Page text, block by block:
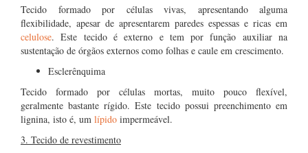
Tecido formado por células vivas, apresentando alguma
flexibilidade, apesar de apresentarem paredes espessas e ricas em
celulose. Este tecido é externo e tem por função auxiliar na
sustentação de órgãos externos como folhas e caule em crescimento.
Esclerênquima
Tecido formado por células mortas, muito pouco flexível,
geralmente bastante rígido. Este tecido possui preenchimento em
lignina, isto é, um lípido impermeável.
3. Tecido de revestimento